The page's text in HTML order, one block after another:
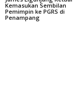
Kemasukan Sembilan
Pemimpin ke PGRS di
Penampang